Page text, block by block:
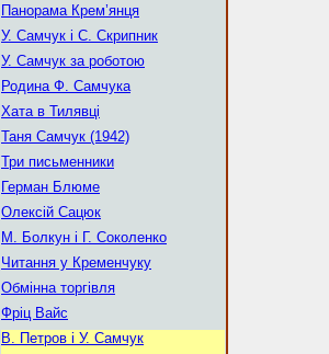
Панорама Крем’янця
У. Самчук і С. Скрипник
У. Самчук за роботою
Родина Ф. Самчука
Хата в Тилявці
Таня Самчук (1942)
Три письменники
Герман Блюме
Олексій Сацюк
М. Болкун і Г. Соколенко
Читання у Кременчуку
Обмінна торгівля
Фріц Вайс
В. Петров і У. Самчук